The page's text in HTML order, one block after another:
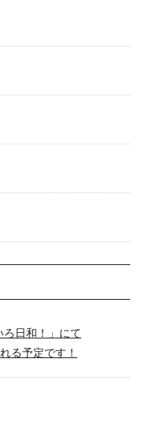
ろ日和！」にて
る予定です！